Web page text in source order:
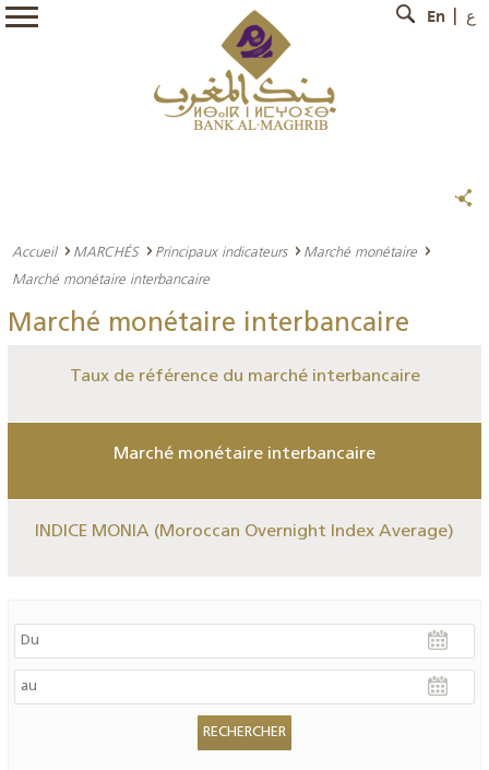
En ع
Accueil MARCHÉS Principaux indicateurs
Marché monétaire
Marché monétaire interbancaire
Marché monétaire interbancaire
Taux de référence du marché interbancaire
Marché monétaire interbancaire
INDICE MONIA (Moroccan Overnight Index Average)